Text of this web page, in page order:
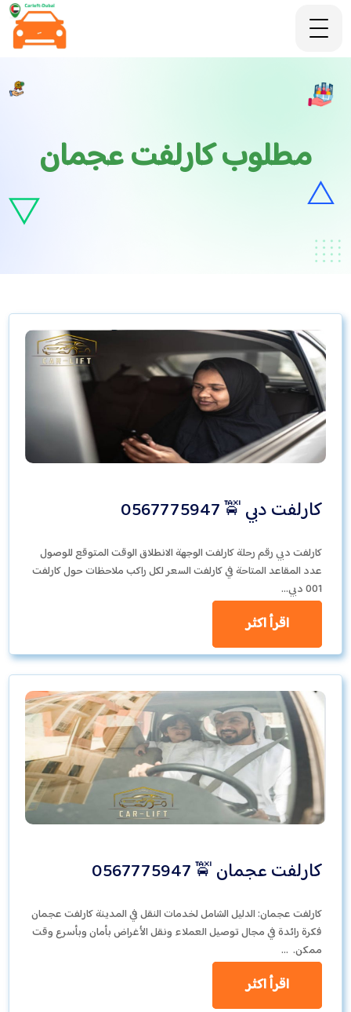
مطلوب كارلفت عجمان
كارلفت دبي 🚖 0567775947
كارلفت دبي رقم رحلة كارلفت الوجهة الانطلاق الوقت المتوقع للوصول
عدد المقاعد المتاحة في كارلفت السعر لكل راكب ملاحظات حول كارلفت
001 دبي…
اقرأ اكثر
كارلفت عجمان 🚖 0567775947
كارلفت عجمان: الدليل الشامل لخدمات النقل في المدينة كارلفت عجمان
فكرة رائدة في مجال توصيل العملاء ونقل الأغراض بأمان وبأسرع وقت
ممكن. …
اقرأ اكثر